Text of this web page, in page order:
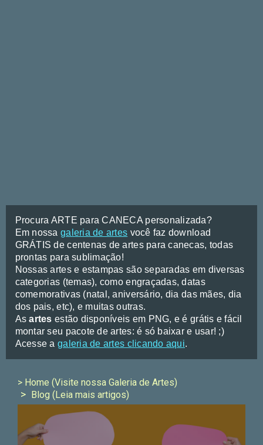
Procura ARTE para CANECA personalizada?
Em nossa galeria de artes você faz download
GRÁTIS de centenas de artes para canecas, todas
prontas para sublimação!
Nossas artes e estampas são separadas em diversas
categorias (temas), como engraçadas, datas
comemorativas (natal, aniversário, dia das mães, dia
dos pais, etc), e muitas outras.
Asartes estão disponíveis em PNG, e é grátis e fácil
montar seu pacote de artes: é só baixar e usar! ;)
Acesse a galeria de artes clicando aqui.
> Home (Visite nossa Galeria de Artes)
Blog (Leia mais artigos)